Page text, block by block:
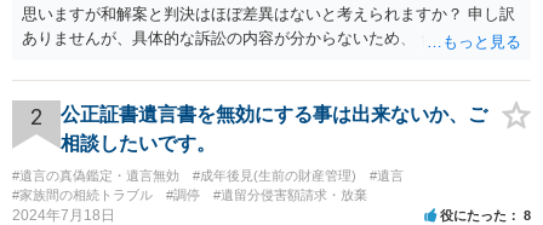
思いますが和解案と判決はほぼ差異はないと考えられますか？ 申し訳
ありませんが、具体的な訴訟の内容が分からないため、 何とも回答が
わかっている代理人弁護士に聞くか、 訴訟資料を持って面談相談に行
ってみましょう。 その上で、一般論として回答するなら、和解案と判
決は（ケースによって程度の差はあっても）食い違うことが多いで
す。 金額は適当ですが、例えば判決で１００万円支払え、という結論
になりそうな場合、 そのまま１００万円を和解案として提示しても、
判決と変わらないなら払う側としてはあまり和解に応じようという気
2
公正証書遺言書を無効にする事は出来ないか、ご
相談したいです。
#遺言の真偽鑑定・遺言無効 #成年後見(生前の財産管理)
#遺言
#家族間の相続トラブル
#調停 #遺留分侵害額請求・放棄
2024年7月18日 役にたった 8